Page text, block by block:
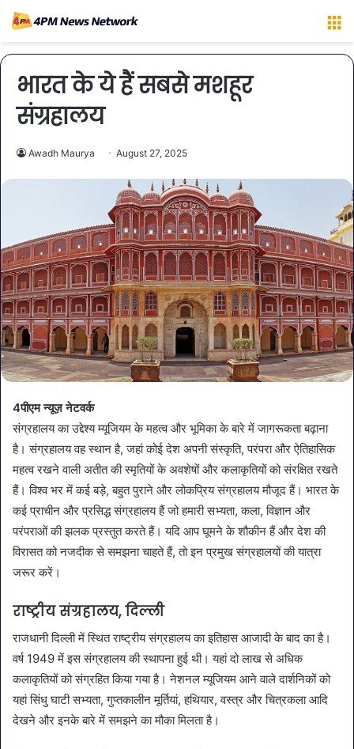
भारत के ये हैं सबसे मशहूर
संग्रहालय
Awadh Maurya August 27, 2025
4पीएम न्यूज़ नेटवर्क
संग्रहालय का उद्देश्य म्यूजियम के महत्व और भूमिका के बारे में जागरूकता बढ़ाना
है। संग्रहालय वह स्थान है, जहां कोई देश अपनी संस्कृति, परंपरा और ऐतिहासिक
महत्व रखने वाली अतीत की स्मृतियों के अवशेषों और कलाकृतियों को संरक्षित रखते
हैं। विश्व भर में कई बड़े, बहुत पुराने और लोकप्रिय संग्रहालय मौजूद हैं। भारत के
कई प्राचीन और प्रसिद्ध संग्रहालय हैं जो हमारी सभ्यता, कला, विज्ञान और
परंपराओं की झलक प्रस्तुत करते हैं। यदि आप घूमने के शौकीन हैं और देश की
विरासत को नजदीक से समझना चाहते हैं, तो इन प्रमुख संग्रहालयों की यात्रा
जरूर करें।
राष्ट्रीय संग्रहालय, दिल्ली
राजधानी दिल्ली में स्थित राष्ट्रीय संग्रहालय का इतिहास आजादी के बाद का है।
वर्ष 1949 में इस संग्रहालय की स्थापना हुई थी। यहां दो लाख से अधिक
कलाकृतियों को संग्रहित किया गया है। नेशनल म्यूजियम आने वाले दार्शनिकों को
यहां सिंधु घाटी सभ्यता, गुप्तकालीन मूर्तियां, हथियार, वस्त्र और चित्रकला आदि
देखने और इनके बारे में समझने का मौका मिलता है।